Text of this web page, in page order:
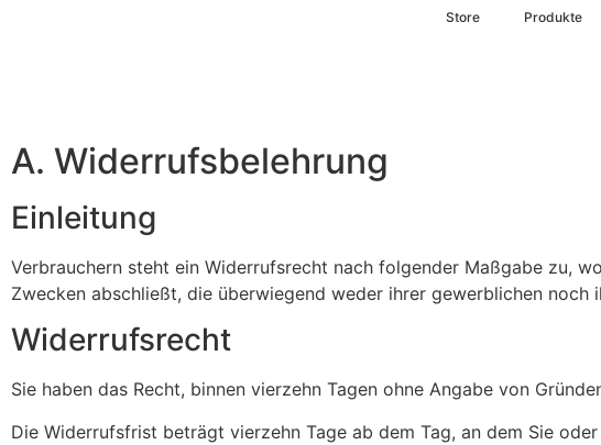
Store Produkte
A. Widerrufsbelehrung
Einleitung
Verbrauchern steht ein Widerrufsrecht nach folgender Maßgabe zu,
Zwecken abschließt, die überwiegend weder ihrer gewerblichen
Widerrufsrecht
Sie haben das Recht, binnen vierzehn Tagen ohne Angabe von
Die Widerrufsfrist beträgt vierzehn Tage ab dem Tag, an dem Sie